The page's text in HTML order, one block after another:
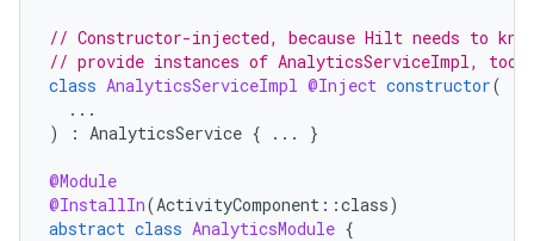
// Constructor-injected, because Hilt needs to
// provide instances of AnalyticsServiceImpl, too.
class AnalyticsServiceImpl @Inject constructor(
...
)
: AnalyticsService { ... }
@Module
@InstallIn(ActivityComponent ::class)
abstract class AnalyticsModule {